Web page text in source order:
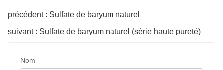
précédent : Sulfate de baryum naturel
suivant : Sulfate de baryum naturel (série haute pureté)
Nom